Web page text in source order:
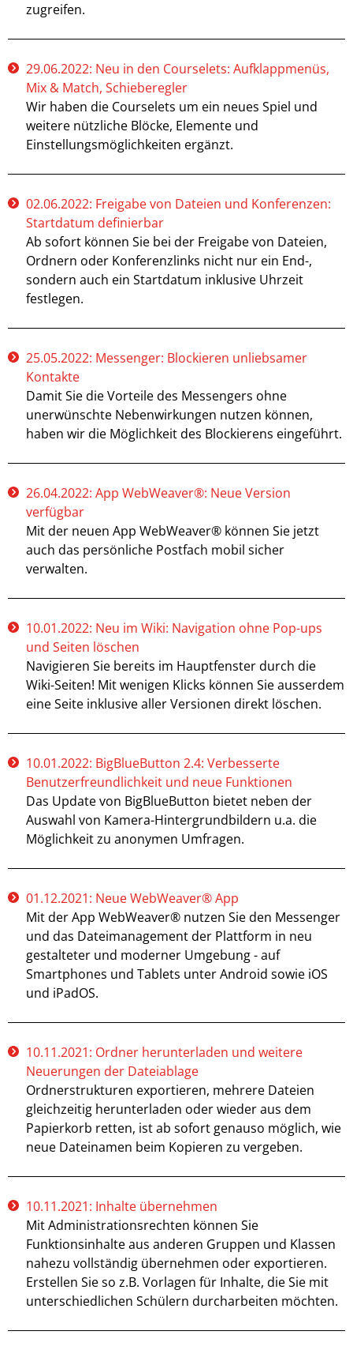
zugreifen.
29.06.2022: Neu in den Courselets: Aufklappmenüs,
Mix & Match, Schieberegler
Wir haben die Courselets um ein neues Spiel und
weitere nützliche Blöcke, Elemente und
Einstellungsmöglichkeiten ergänzt.
02.06.2022: Freigabe von Dateien und Konferenzen:
Startdatum definierbar
Ab sofort können Sie bei der Freigabe von Dateien,
Ordnern oder Konferenzlinks nicht nur ein End-,
sondern auch ein Startdatum inklusive Uhrzeit
festlegen.
25.05.2022: Messenger: Blockieren unliebsamer
Kontakte
Damit Sie die Vorteile des Messengers ohne
unerwünschte Nebenwirkungen nutzen können,
haben wir die Möglichkeit des Blockierens eingeführt.
26.04.2022: App WebWeaver®: Neue Version
verfügbar
Mit der neuen App WebWeaver® können Sie jetzt
auch das persönliche Postfach mobil sicher
verwalten.
10.01.2022: Neu im Wiki: Navigation ohne Pop-ups
und Seiten löschen
Navigieren Sie bereits im Hauptfenster durch die
Wiki-Seiten! Mit wenigen Klicks können Sie ausserdem
eine Seite inklusive aller Versionen direkt löschen.
10.01.2022: BigBlueButton 2.4: Verbesserte
Benutzerfreundlichkeit und neue Funktionen
Das Update von BigBlueButton bietet neben der
Auswahl von Kamera-Hintergrundbildern u.a. die
Möglichkeit zu anonymen Umfragen.
01.12.2021: Neue WebWeaver® App
Mit der App WebWeaver® nutzen Sie den Messenger
und das Dateimanagement der Plattform in neu
gestalteter und moderner Umgebung - auf
Smartphones und Tablets unter Android sowie iOS
und iPadOS.
10.11.2021: Ordner herunterladen und weitere
Neuerungen der Dateiablage
Ordnerstrukturen exportieren, mehrere Dateien
gleichzeitig herunterladen oder wieder aus dem
Papierkorb retten, ist ab sofort genauso möglich, wie
neue Dateinamen beim Kopieren zu vergeben.
10.11.2021: Inhalte übernehmen
Mit Administrationsrechten können Sie
Funktionsinhalte aus anderen Gruppen und Klassen
nahezu vollständig übernehmen oder exportieren.
Erstellen Sie so z.B. Vorlagen für Inhalte, die Sie mit
unterschiedlichen Schülern durcharbeiten möchten.